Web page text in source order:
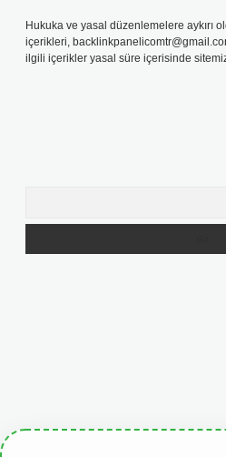
Hukuka ve yasal düzenlemelere aykırı
içerikleri,
ilgili içerikler yasal süre içerisinde